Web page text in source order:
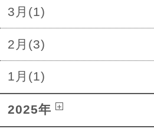
3月(1)
2月(3)
1月(1)
2025年